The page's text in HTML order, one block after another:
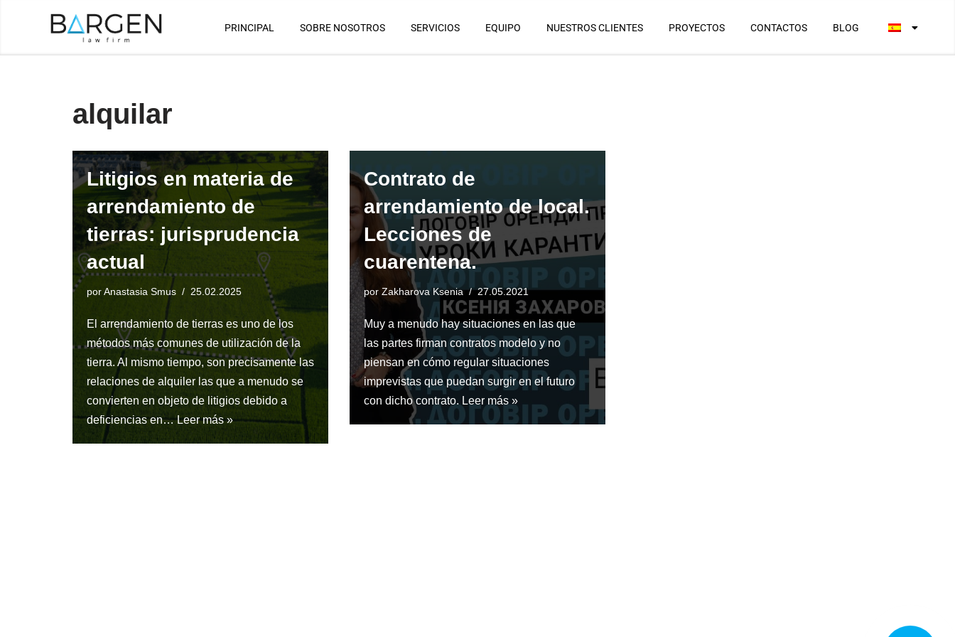
PRINCIPAL SOBRE NOSOTROS SERVICIOS EQUIPO NUESTROS CLIENTES PROYECTOS CONTACTOS BLOG
alquilar
Litigios en materia de
arrendamiento de
tierras: jurisprudencia
actual
porAnastasia Smus 25.02.2025
El arrendamiento de tierras es uno de los
métodos más comunes de utilización de la
tierra. Al mismo tiempo, son precisamente las
relaciones de alquiler las que a menudo se
convierten en objeto de litigios debido a
deficiencias en…Leer más »
Contrato de
arrendamiento de local.
Lecciones de
cuarentena.
por Zakharova Ksenia 27.05.2021
Muy a menudo hay situaciones en las que
las partes firman contratos modelo y no
piensan en cómo regular situaciones
imprevistas que puedan surgir en el futuro
con dicho contrato. Leer más »